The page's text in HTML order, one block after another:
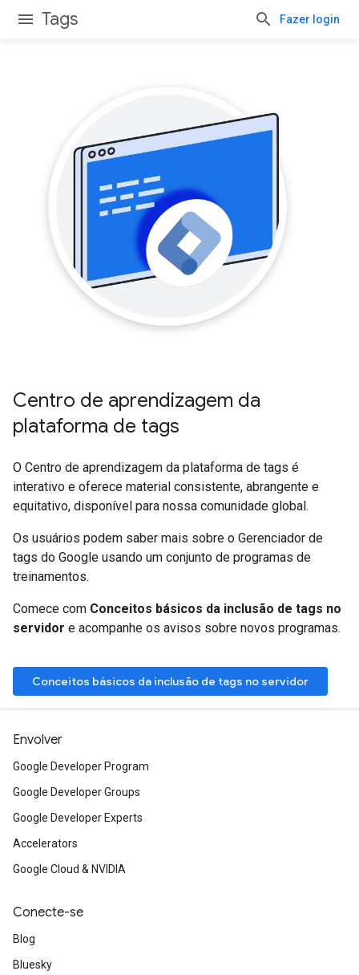
Tags Fazer login
Centro de aprendizagem da
plataforma de tags
O Centro de aprendizagem da plataforma de tags é
interativo e oferece material consistente, abrangente e
equitativo, disponível para nossa comunidade global.
Os usuários podem saber mais sobre o Gerenciador de
tags do Google usando um conjunto de programas de
treinamentos.
Comece com Conceitos básicos da inclusão de tags no
servidor e acompanhe os avisos sobre novos programas.
Conceitos básicos da inclusão de tags no servidor
Envolver
Google Developer Program
Google Developer Groups
Google Developer Experts
Accelerators
Google Cloud & NVIDIA
Conecte-se
Blog
Bluesky